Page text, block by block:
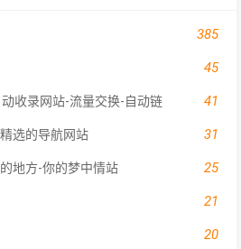
385
45
收录网站-流量交换-自动链 41
选的导航网站 31
地方-你的梦中情站 25
21
20